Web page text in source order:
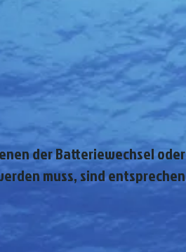
der Batteriewechsel
muss, sind